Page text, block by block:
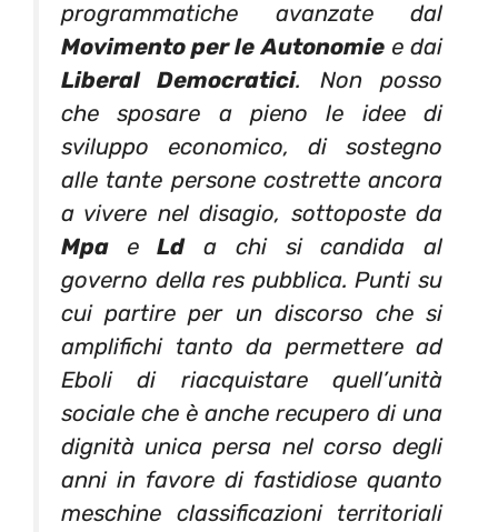
programmatiche avanzate dal
Movimento per le Autonomiee dai
Liberal Democratici. Non posso
che sposare a pieno le idee di
sviluppo economico, di sostegno
alle tante persone costrette ancora
a vivere nel disagio, sottoposte da
Mpa eLda chi si candida al
governo della res pubblica. Punti su
cui partire per un discorso che si
amplifichi tanto da permettere ad
Eboli di riacquistare quell’unità
sociale che è anche recupero di una
dignità unica persa nel corso degli
anni in favore di fastidiose quanto
meschine classificazioni territoriali